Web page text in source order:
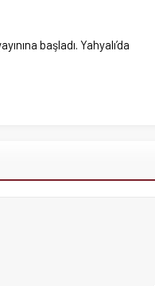
başladı. Yahyalı’da